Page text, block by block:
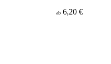
ab 6,20 €